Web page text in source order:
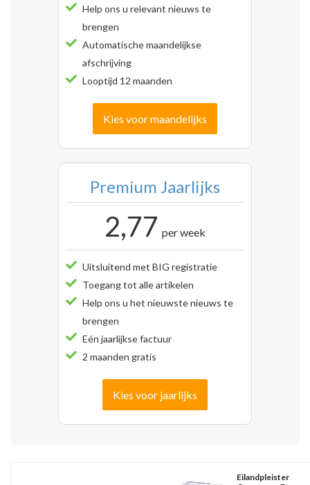
Help ons u relevant nieuws te
brengen
Automatische maandelijkse
afschrijving
Looptijd 12 maanden
Kies voor maandelijks
Premium Jaarlijks
2,77 per week
Uitsluitend met BIG registratie
Toegang tot alle artikelen
Help ons u het nieuwste nieuws te
brengen
Eén jaarlijkse factuur
2 maanden gratis
Kies voor jaarlijks
Eilandpleister